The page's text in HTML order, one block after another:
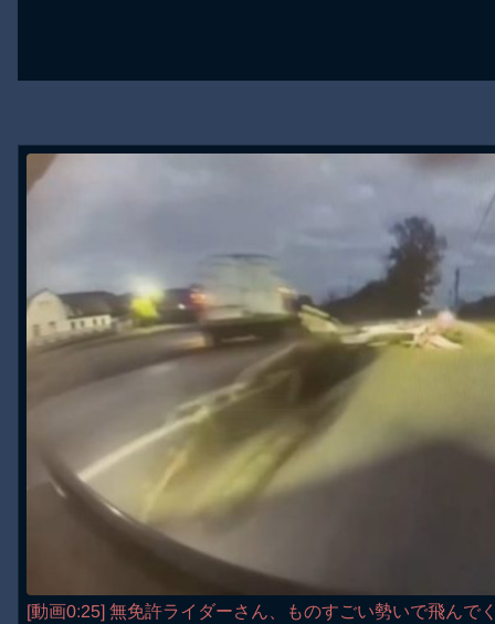
[動画0:25] 無免許ライダーさん、ものすごい勢いで飛んで